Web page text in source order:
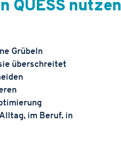
QUESS nutzen
Grübeln
überschreitet
im Beruf, in